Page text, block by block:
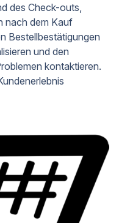
des Check-outs,
nach dem Kauf
Bestellbestätigungen
und den
kontaktieren.